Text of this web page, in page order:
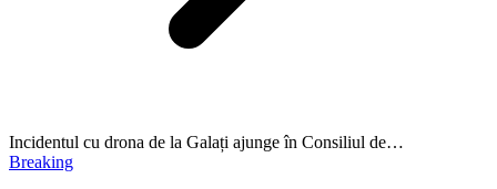
Incidentul cu drona de la Galați ajunge în Consiliul de…
Breaking